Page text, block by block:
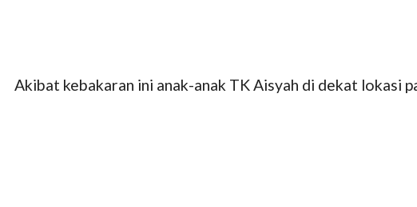
Akibat kebakaran ini anak-anak TK Aisyah di dekat lokasi